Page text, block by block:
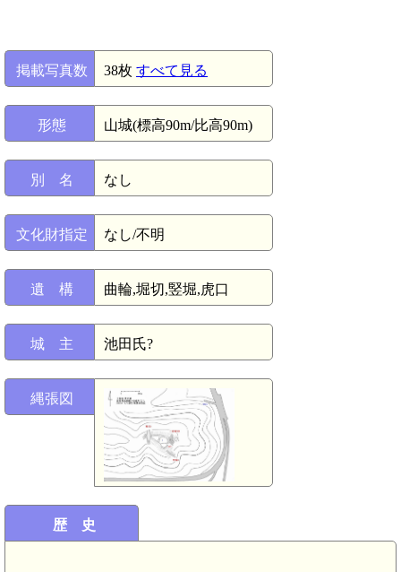
掲載写真数 38枚 すべて見る
形態 山城(標高90m/比高90m)
別 名 なし
文化財指定 なし/不明
遺 構 曲輪,堀切,竪堀,虎口
城 主 池田氏?
縄張図
歴 史